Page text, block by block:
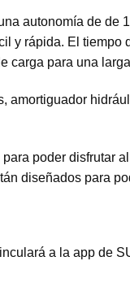
autonomía de de
y rápida. El
carga para una
amortiguador
poder disfrutar
diseñados para
a la app de